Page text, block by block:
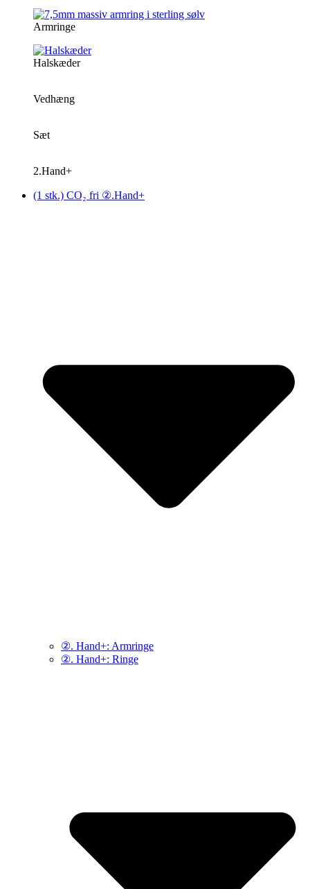
Armringe
Halskæder
Vedhæng
Sæt
2.Hand+
(1 stk.) CO₂ fri ②.Hand+
②. Hand+: Armringe
②. Hand+: Ringe